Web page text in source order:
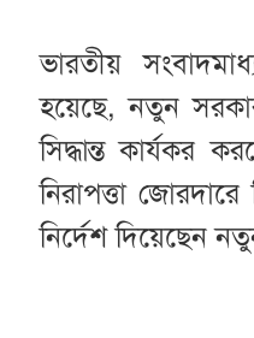
ভারতীয়
হয়েছে, নতুন
সিদ্ধান্ত কার্যকর
নিরাপত্তা
নির্দেশ দিয়েছেন